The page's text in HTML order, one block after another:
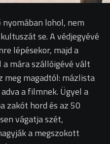
lohol, nem
se. A védjegyévé
lépésekor, majd a
mára szállóigévé vált
meg magadtól: mázlista
a filmnek. Ügyel a
zakót hord és az 50
vágatja szét,
a megszokott